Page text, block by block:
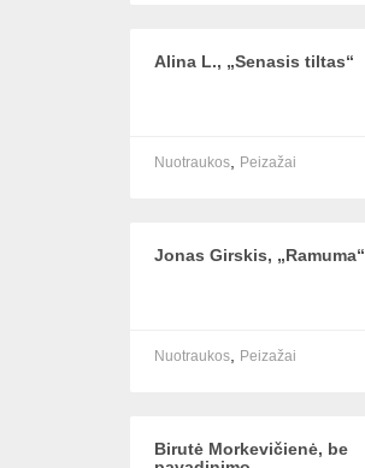
Alina L., „Senasis tiltas“
Nuotraukos, Peizažai
Jonas Girskis, „Ramuma“
Nuotraukos, Peizažai
Birutė Morkevičienė, be